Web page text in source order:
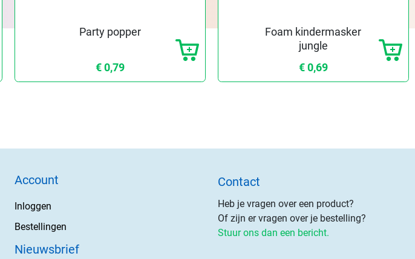
Party popper
€ 0,79
Foam kindermasker
jungle
€ 0,69
Account
Inloggen
Bestellingen
Nieuwsbrief
Contact
Heb je vragen over een product?
Of zijn er vragen over je bestelling?
Stuur ons dan een bericht.